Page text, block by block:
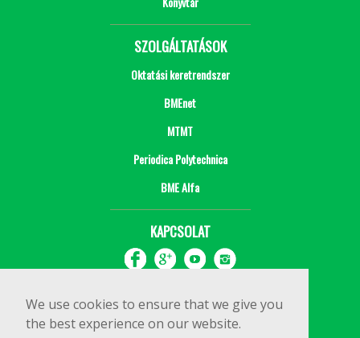
We use cookies to ensure that we give you
the best experience on our website.
SZOLGÁLTATÁSOK
Oktatási keretrendszer
BMEnet
MTMT
Periodica Polytechnica
BME Alfa
KAPCSOLAT